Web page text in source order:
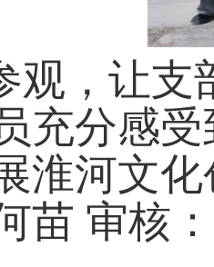
观，让支
充分感
淮河文
苗 审核